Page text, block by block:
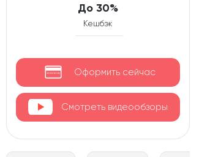
До 30%
Кешбэк
Оформить сейчас
Смотреть видеообзоры